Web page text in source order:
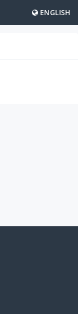
ENGLISH